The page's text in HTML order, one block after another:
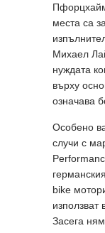
места са
Михаел
нуждата
върху
означава
Особено
случи с
bike
използват
Засега